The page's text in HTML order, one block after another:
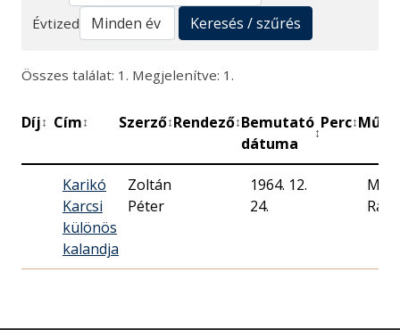
Évtized
Keresés / szűrés
Összes találat: 1. Megjelenítve: 1.
Díj↕ Cím↕ Szerző↕Rendező↕Bemutató
dátuma
↕
Perc↕
Karikó
Karcsi
különös
kalandja
Zoltán
Péter
1964. 12.
24.